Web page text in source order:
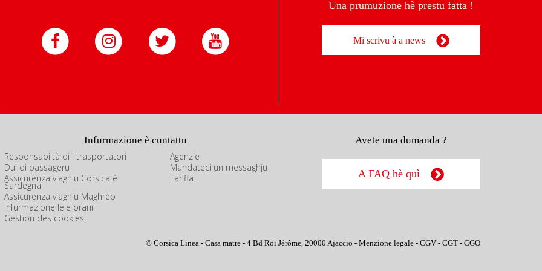
sulla privacy, garantendo la conformità alle normative. Personalizza le tue preferenze per controllare come le tue informazioni
Una prumuzione hè prestu fatta !
Mi scrivu à a news
Infurmazione è cuntattu
Responsabiltà di i trasportatori
Dui di passageru
Assicurenza viaghju Corsica è
Sardegna
Assicurenza viaghju Maghreb
Infurmazione leie orarii
Gestion des cookies
Agenzie
Mandateci un messaghju
Tariffa
Avete una dumanda ?
A FAQ hè quì
© Corsica Linea - Casa matre - 4 Bd Roi Jérôme, 20000 Ajaccio - Menzione legale - CGV - CGT - CGO